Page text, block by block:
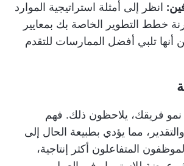
انظر إلى أمثلة استراتيجية الموارد
خطط التطوير الخاصة بك بمعايير
أنها تلبي أفضل الممارسات للتقدم
فريقك، يلاحظون ذلك. فهم
مما يؤدي بطبيعة الحال إلى
المتفاعلون أكثر إنتاجية،